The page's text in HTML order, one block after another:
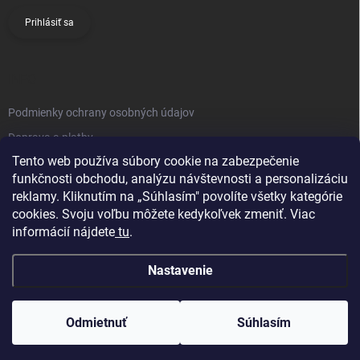
Tento web používa súbory cookie na zabezpečenie
funkčnosti obchodu, analýzu návštevnosti a personalizáciu
reklamy. Kliknutím na „Súhlasím" povolíte všetky kategórie
cookies. Svoju voľbu môžete kedykoľvek zmeniť. Viac
informácií nájdete tu.
Nastavenie
Odmietnuť Súhlasím
Prihlásiť sa
Podmienky ochrany osobných údajov
Doprava a platby
Obchodné podmienky
Reklamačný poriadok
Vrátenie tovaru
Kontakty
Copyright 2026Knifestore . Všetky práva vyhradené. Upraviť nastavenie